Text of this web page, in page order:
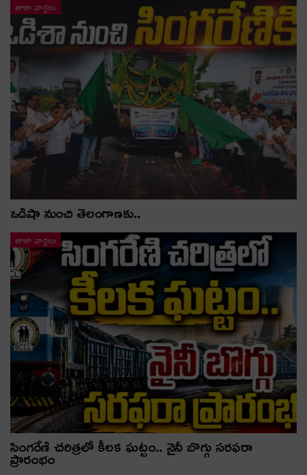
తాజా వార్తలు
ఒడిషా నుంచి తెలంగాణ‌కు..
తాజా వార్తలు
సింగరేణి చరిత్రలో కీలక ఘట్టం.. నైనీ బొగ్గు సరఫరా
ప్రారంభం